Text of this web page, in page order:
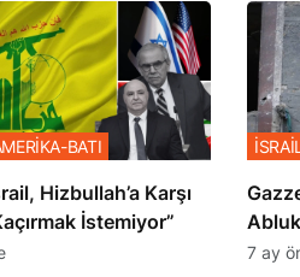
Hizbullah’a Karşı
İstemiyor”
BATI
7 ay